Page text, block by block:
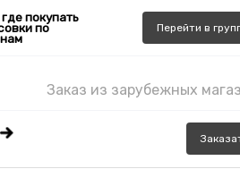
покупать
по Перейти в
Заказ из зарубежных